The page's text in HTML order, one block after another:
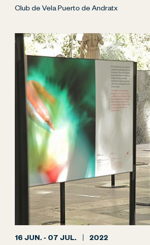
Club de Vela Puerto de Andratx
16 JUN. - 07 JUL. 2022